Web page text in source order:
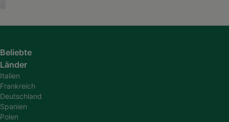
Beliebte
Länder
Italien
Frankreich
Deutschland
Spanien
Polen